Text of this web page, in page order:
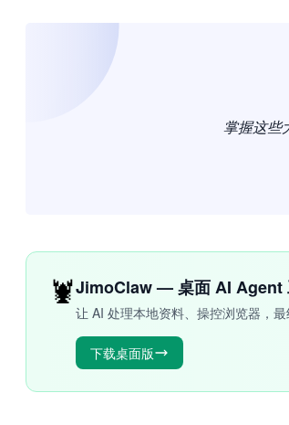
掌握这些
🦞JimoClaw — 桌面 AI Agent
让 AI 处理本地资料、操控浏览器，
下载桌面版